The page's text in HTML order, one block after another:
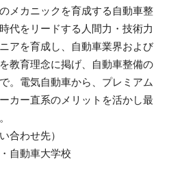
メカニックを育成する自動車整
代をリードする人間力・技術力
アを育成し、自動車業界および
教育理念に掲げ、自動車整備の
。電気自動車から、プレミアム
カー直系のメリットを活かし最
合わせ先）
自動車大学校